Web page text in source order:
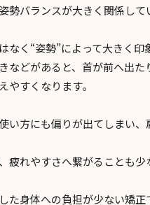
勢バランスが大きく関係して
く“姿勢”によって大きく印
などがあると、首が前へ出
やすくなります。
い方にも偏りが出てしまい
疲れやすさへ繋がることも少
た身体への負担が少ない矯